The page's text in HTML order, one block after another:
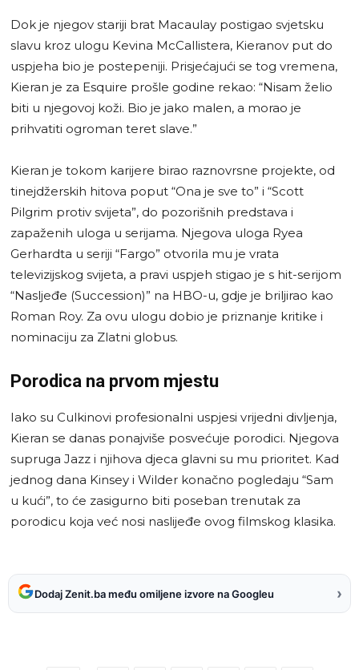
Dok je njegov stariji brat Macaulay postigao svjetsku
slavu kroz ulogu Kevina McCallistera, Kieranov put do
uspjeha bio je postepeniji. Prisjećajući se tog vremena,
Kieran je za Esquire prošle godine rekao: “Nisam želio
biti u njegovoj koži. Bio je jako malen, a morao je
prihvatiti ogroman teret slave.”
Kieran je tokom karijere birao raznovrsne projekte, od
tinejdžerskih hitova poput “Ona je sve to” i “Scott
Pilgrim protiv svijeta”, do pozorišnih predstava i
zapaženih uloga u serijama. Njegova uloga Ryea
Gerhardta u seriji “Fargo” otvorila mu je vrata
televizijskog svijeta, a pravi uspjeh stigao je s hit-serijom
“Nasljeđe (Succession)” na HBO-u, gdje je briljirao kao
Roman Roy. Za ovu ulogu dobio je priznanje kritike i
nominaciju za Zlatni globus.
Porodica na prvom mjestu
Iako su Culkinovi profesionalni uspjesi vrijedni divljenja,
Kieran se danas ponajviše posvećuje porodici. Njegova
supruga Jazz i njihova djeca glavni su mu prioritet. Kad
jednog dana Kinsey i Wilder konačno pogledaju “Sam
u kući”, to će zasigurno biti poseban trenutak za
porodicu koja već nosi naslijeđe ovog filmskog klasika.
Dodaj Zenit.ba među omiljene izvore na Googleu ›